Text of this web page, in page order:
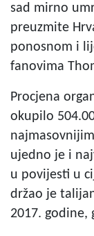
sad mirno
preuzmite
ponosnom i
fanovima
Procjena
okupilo
ujedno je i
u povijesti u
držao je
2017. godine,